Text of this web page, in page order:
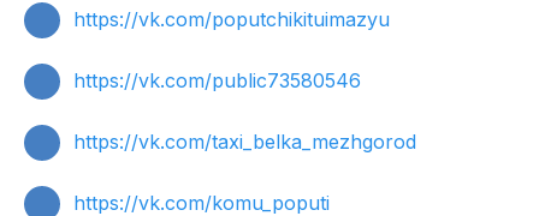
https://vk.com/poputchikituimazyu
https://vk.com/public73580546
https://vk.com/taxi_belka_mezhgorod
https://vk.com/komu_poputi